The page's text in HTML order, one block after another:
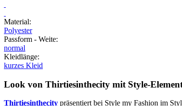
Material:
Polyester
Passform - Weite:
normal
Kleidlänge:
kurzes Kleid
Look von Thirtiesinthecity mit Style-
Thirtiesinthecity präsentiert bei Style my Fashion im